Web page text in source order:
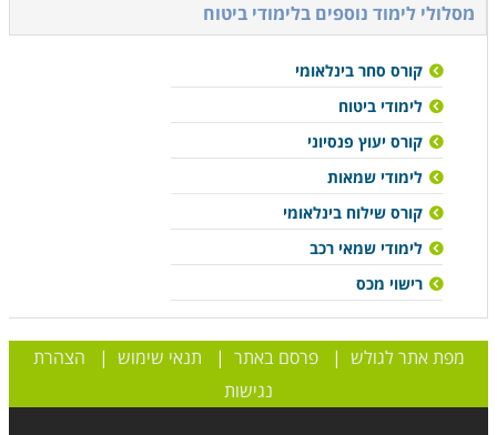
מסלולי לימוד נוספים בלימודי ביטוח
קורס סחר בינלאומי
לימודי ביטוח
קורס יעוץ פנסיוני
לימודי שמאות
קורס שילוח בינלאומי
לימודי שמאי רכב
רישוי מכס
מפת אתר לגולש |פרסם באתר | תנאי שימוש | הצהרת
נגישות